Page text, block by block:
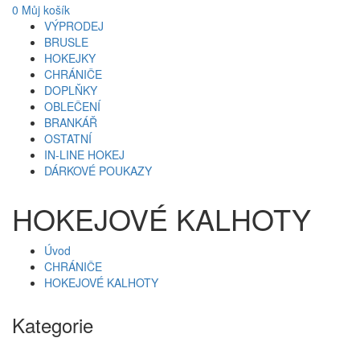
0 Můj košík
VÝPRODEJ
BRUSLE
HOKEJKY
CHRÁNIČE
DOPLŇKY
OBLEČENÍ
BRANKÁŘ
OSTATNÍ
IN-LINE HOKEJ
DÁRKOVÉ POUKAZY
HOKEJOVÉ KALHOTY
Úvod
CHRÁNIČE
HOKEJOVÉ KALHOTY
Kategorie